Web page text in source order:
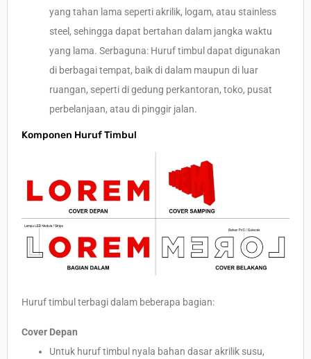
yang tahan lama seperti akrilik, logam, atau stainless
steel, sehingga dapat bertahan dalam jangka waktu
yang lama. Serbaguna: Huruf timbul dapat digunakan
di berbagai tempat, baik di dalam maupun di luar
ruangan, seperti di gedung perkantoran, toko, pusat
perbelanjaan, atau di pinggir jalan.
Komponen Huruf Timbul
Huruf timbul terbagi dalam beberapa bagian:
Cover Depan
Untuk huruf timbul nyala bahan dasar akrilik susu,